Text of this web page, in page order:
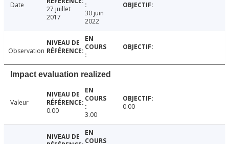
Date
27 juillet
2017
30 juin
2022
Observation
Impact evaluation realized
Valeur
0.00
3.00
0.00